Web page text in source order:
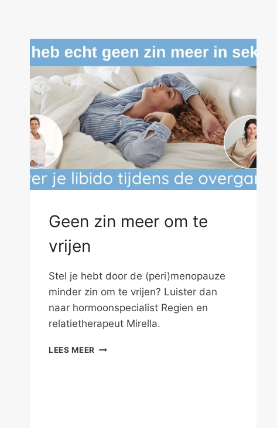
Geen zin meer om te
vrijen
Stel je hebt door de (peri)menopauze
minder zin om te vrijen? Luister dan
naar hormoonspecialist Regien en
relatietherapeut Mirella.
LEES MEER GEEN